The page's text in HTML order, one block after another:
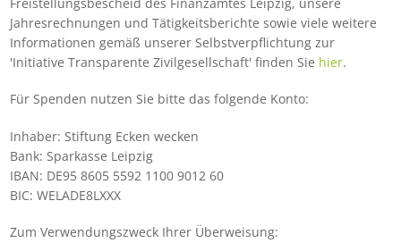
Jahresrechnungen und Tätigkeitsberichte sowie viele weitere
Informationen gemäß unserer Selbstverpflichtung zur
'Initiative Transparente Zivilgesellschaft' finden Sie hier.
Für Spenden nutzen Sie bitte das folgende Konto:
Inhaber: Stiftung Ecken wecken
Bank: Sparkasse Leipzig
IBAN: DE95 8605 5592 1100 9012 60
BIC: WELADE8LXXX
Zum Verwendungszweck Ihrer Überweisung: